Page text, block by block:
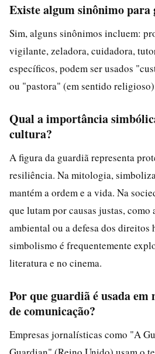
Existe algum sinônimo para
Sim, alguns sinônimos incluem:
vigilante, zeladora, cuidadora,
específicos, podem ser usados
ou "pastora" (em sentido
Qual a importância
cultura?
A figura da guardiã representa
resiliência. Na mitologia,
mantém a ordem e a vida. Na
que lutam por causas justas, como
ambiental ou a defesa dos direitos
simbolismo é frequentemente
literatura e no cinema.
Por que guardiã é usada em
de comunicação?
Empresas jornalísticas como "A